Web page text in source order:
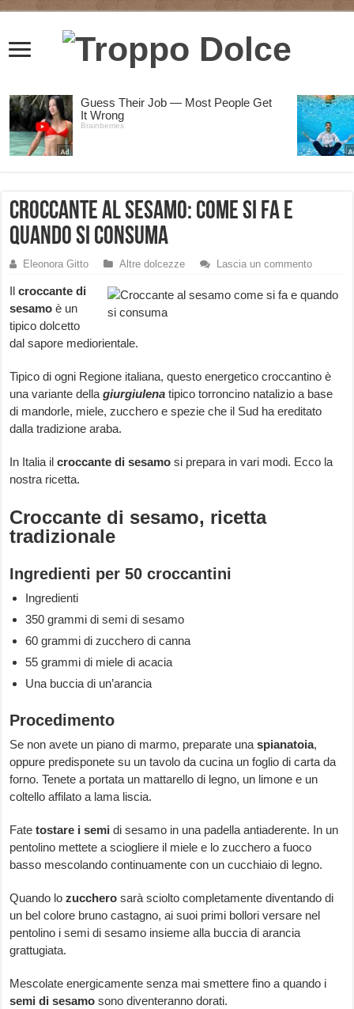
Croccante al sesamo: come si fa e
quando si consuma
Eleonora Gitto Altre dolcezze Lascia un commento
Ilcroccante di
sesamo è un
tipico dolcetto
dal sapore mediorientale.
Tipico di ogni Regione italiana, questo energetico croccantino è
una variante dellagiurgiulena tipico torroncino natalizio a base
di mandorle, miele, zucchero e spezie che il Sud ha ereditato
dalla tradizione araba.
In Italia ilcroccante di sesamo si prepara in vari modi. Ecco la
nostra ricetta.
Croccante di sesamo, ricetta
tradizionale
Ingredienti per 50 croccantini
Ingredienti
350 grammi di semi di sesamo
60 grammi di zucchero di canna
55 grammi di miele di acacia
Una buccia di un’arancia
Procedimento
Se non avete un piano di marmo, preparate unaspianatoia,
oppure predisponete su un tavolo da cucina un foglio di carta da
forno. Tenete a portata un mattarello di legno, un limone e un
coltello affilato a lama liscia.
Fatetostare i semi di sesamo in una padella antiaderente. In un
pentolino mettete a sciogliere il miele e lo zucchero a fuoco
basso mescolando continuamente con un cucchiaio di legno.
Quando lo zucchero sarà sciolto completamente diventando di
un bel colore bruno castagno, ai suoi primi bollori versare nel
pentolino i semi di sesamo insieme alla buccia di arancia
grattugiata.
Mescolate energicamente senza mai smettere fino a quando i
semi di sesamo sono diventeranno dorati.